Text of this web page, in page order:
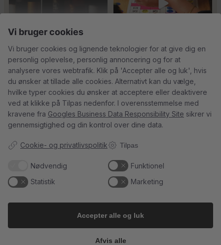
Tusind tak til
@minglr_netvaerk_for_singler for
at...
René Geoffroy er en af
Champagnes ældste...
21 1
Follow on Instagram
Kundeservice
Vi bruger cookies
Vi bruger cookies og lignende teknologier for at give dig en
personlig oplevelse, personlig annoncering og for at
analysere vores webtrafik. Klik på 'Accepter alle og luk', hvis
du ønsker at tillade alle cookies. Alternativt kan du vælge,
hvilke typer cookies du ønsker at acceptere eller deaktivere
ved at klikke på Tilpas nedenfor. I overensstemmelse med
kravene fra Googles Business Data Responsibility Site sikrer vi
gennemsigtighed og din kontrol over dine data.
Cookie- og privatlivspolitik Tilpas
Nødvendig
Funktionel
Statistik
Marketing
Afvis alle
Accepter alle og luk